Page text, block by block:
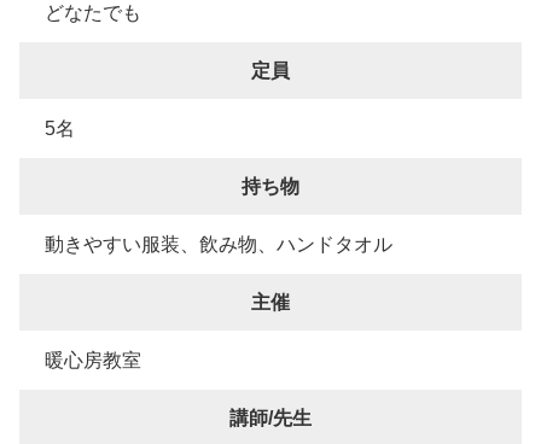
どなたでも
定員
5名
持ち物
動きやすい服装、飲み物、ハンドタオル
主催
暖心房教室
講師/先生